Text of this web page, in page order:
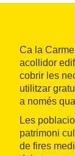
Ca la
acollidor
cobrir les
utilitzar
a només
Les
patrimoni
de fires